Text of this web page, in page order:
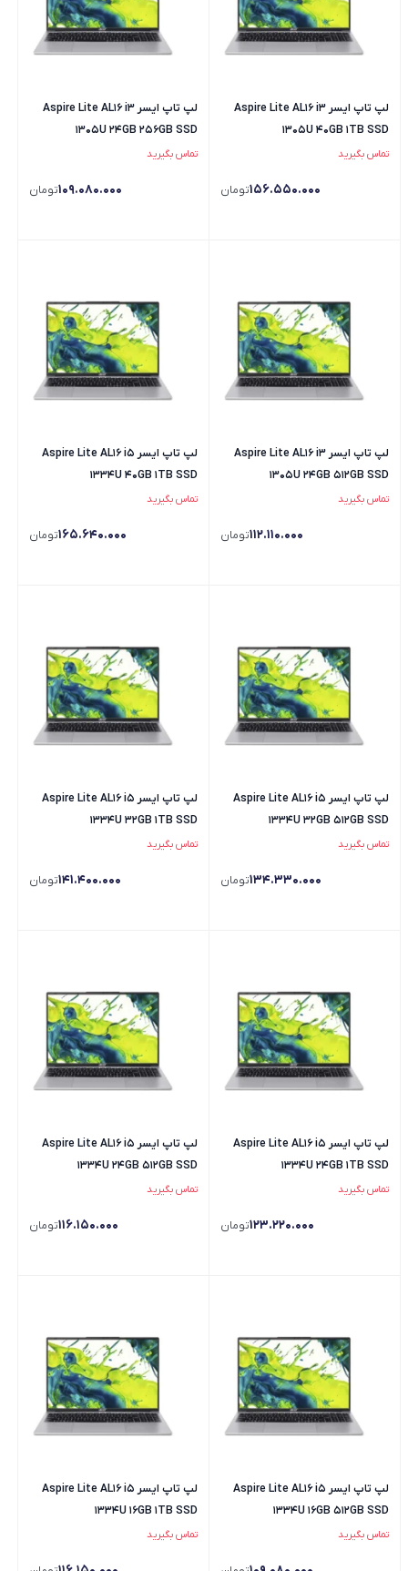
لپ تاپ ایسر Aspire Lite AL16 i3
1305U 40GB 1TB SSD
تماس بگیرید
156.550.000تومان
لپ تاپ ایسر Aspire Lite AL16 i3
1305U 24GB 256GB SSD
تماس بگیرید
109.080.000تومان
لپ تاپ ایسر Aspire Lite AL16 i3
1305U 24GB 512GB SSD
تماس بگیرید
112.110.000تومان
لپ تاپ ایسر Aspire Lite AL16 i5
1334U 40GB 1TB SSD
تماس بگیرید
165.640.000تومان
لپ تاپ ایسر Aspire Lite AL16 i5
1334U 32GB 512GB SSD
تماس بگیرید
134.330.000تومان
لپ تاپ ایسر Aspire Lite AL16 i5
1334U 32GB 1TB SSD
تماس بگیرید
141.400.000تومان
لپ تاپ ایسر Aspire Lite AL16 i5
1334U 24GB 1TB SSD
تماس بگیرید
123.220.000تومان
لپ تاپ ایسر Aspire Lite AL16 i5
1334U 24GB 512GB SSD
تماس بگیرید
116.150.000تومان
لپ تاپ ایسر Aspire Lite AL16 i5
1334U 16GB 512GB SSD
تماس بگیرید
لپ تاپ ایسر Aspire Lite AL16 i5
1334U 16GB 1TB SSD
تماس بگیرید